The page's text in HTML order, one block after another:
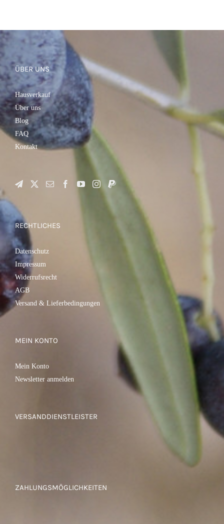
AUSFÜHRUNG WÄHLEN
MEHRERE
VARIANTEN
AUF.
DIE
OPTIONEN
KÖNNEN
DETAILS
ÜBER UNS
Hausverkauf
Über uns
Blog
FAQ
Kontakt
RECHTLICHES
Datenschutz
Impressum
Widerrufsrecht
AGB
Versand & Lieferbedingungen
MEIN KONTO
Mein Konto
Newsletter anmelden
VERSANDDIENSTLEISTER
ZAHLUNGSMÖGLICHKEITEN